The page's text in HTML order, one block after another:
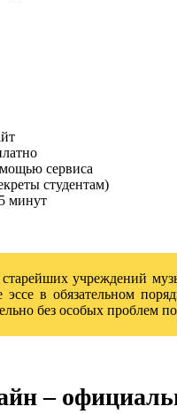
сервиса
студентам)
минут
учреждений
в обязательном
без особых проблем
–